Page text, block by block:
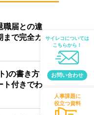
サイレコについては
こちらから！
お問い合わせ
人事課題に
役立つ資料
職届との違
まで完全ガ
)の書き方を
ト付きでわ